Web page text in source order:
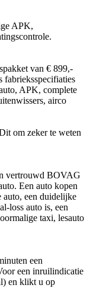
APK,
van € 899,-
fabrieksspecifiaties
APK, complete
airco
om zeker te weten
vertrouwd BOVAG
Een auto kopen
een duidelijke
loss auto is, een
taxi, lesauto
een
een inruilindicatie
en klikt u op